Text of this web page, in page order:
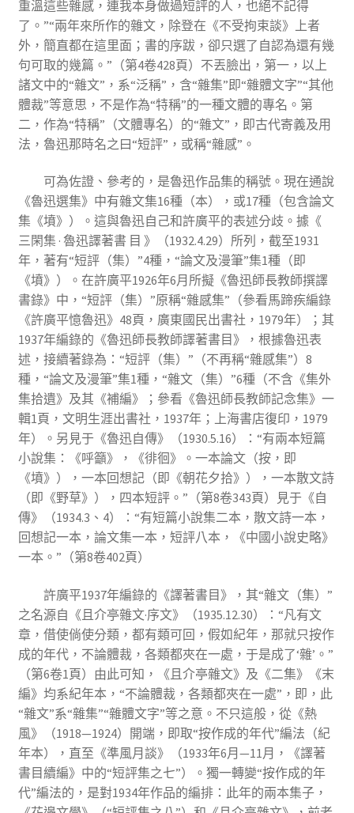
重溫這些雜感，連我本身做過短評的人，也絕不記得
了。”“兩年來所作的雜文，除登在《不受拘束談》上者
外，簡直都在這里面；書的序跋，卻只選了自認為還有幾
句可取的幾篇。”（第4卷428頁）不丟臉出，第一，以上
諸文中的“雜文”，系“泛稱”，含“雜集”即“雜體文字”“其他
體裁”等意思，不是作為“特稱”的一種文體的專名。第
二，作為“特稱”（文體專名）的“雜文”，即古代寄義及用
法，魯迅那時名之曰“短評”，或稱“雜感”。
可為佐證、參考的，是魯迅作品集的稱號。現在通說
《魯迅選集》中有雜文集16種（本），或17種（包含論文
集《墳》）。這與魯迅自己和許廣平的表述分歧。據《
三閑集 · 魯迅譯著書 目 》（1932.4.29）所列，截至1931
年，著有“短評（集）”4種，“論文及漫筆”集1種（即
《墳》）。在許廣平1926年6月所擬《魯迅師長教師撰譯
書錄》中，“短評（集）”原稱“雜感集”（參看馬蹄疾編錄
《許廣平憶魯迅》48頁，廣東國民出書社，1979年）；其
1937年編錄的《魯迅師長教師譯著書目》，根據魯迅表
述，接續著錄為：“短評（集）”（不再稱“雜感集”）8
種，“論文及漫筆”集1種，“雜文（集）”6種（不含《集外
集拾遺》及其《補編》；參看《魯迅師長教師記念集》一
輯1頁，文明生涯出書社，1937年；上海書店復印，1979
年）。另見于《魯迅自傳》（1930.5.16）：“有兩本短篇
小說集：《呼籲》，《徘徊》。一本論文（按，即
《墳》），一本回想記（即《朝花夕拾》），一本散文詩
（即《野草》），四本短評。”（第8卷343頁）見于《自
傳》（1934.3、4）：“有短篇小說集二本，散文詩一本，
回想記一本，論文集一本，短評八本，《中國小說史略》
一本。”（第8卷402頁）
許廣平1937年編錄的《譯著書目》，其“雜文（集）”
之名源自《且介亭雜文·序文》（1935.12.30）：“凡有文
章，借使倘使分類，都有類可回，假如紀年，那就只按作
成的年代，不論體裁，各類都夾在一處，于是成了‘雜’。”
（第6卷1頁）由此可知，《且介亭雜文》及《二集》《末
編》均系紀年本，“不論體裁，各類都夾在一處”，即，此
“雜文”系“雜集”“雜體文字”等之意。不只這般，從《熱
風》（1918—1924）開端，即取“按作成的年代”編法（紀
年本），直至《準風月談》（1933年6月—11月，《譯著
書目續編》中的“短評集之七”）。獨一轉變“按作成的年
代”編法的，是對1934年作品的編排：此年的兩本集子，